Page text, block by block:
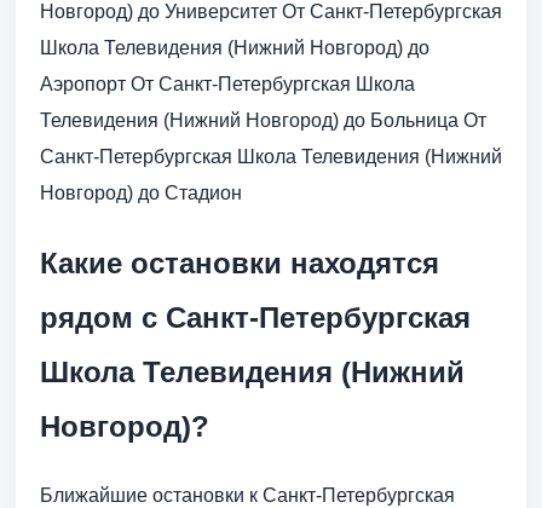
Новгород) до Университет От Санкт-Петербургская
Школа Телевидения (Нижний Новгород) до
Аэропорт От Санкт-Петербургская Школа
Телевидения (Нижний Новгород) до Больница От
Санкт-Петербургская Школа Телевидения (Нижний
Новгород) до Стадион
Какие остановки находятся
рядом с Санкт-Петербургская
Школа Телевидения (Нижний
Новгород)?
Ближайшие остановки к Санкт-Петербургская